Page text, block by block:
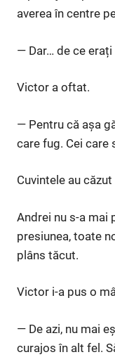
averea în centre
— Dar… de ce
Victor a oftat.
— Pentru că așa
care fug. Cei care
Cuvintele au căzut
Andrei nu s-a mai
presiunea, toate
plâns tăcut.
Victor i-a pus o
— De azi, nu mai
curajos în alt fel.